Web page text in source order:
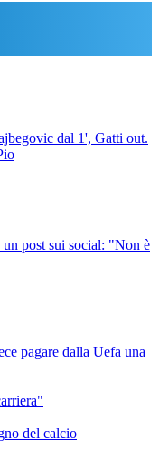
dal 1', Gatti out.
post sui social: "Non è
pagare dalla Uefa una
del calcio